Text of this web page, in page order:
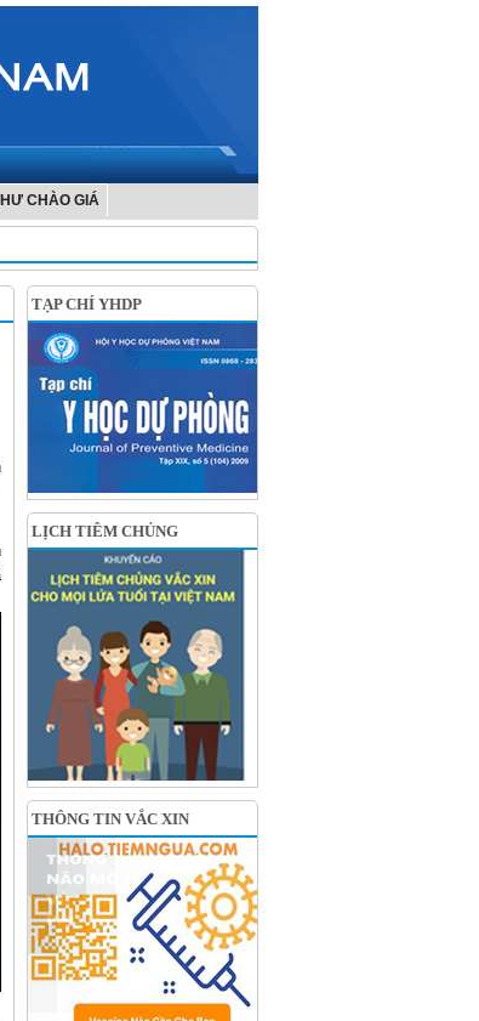
CHÀO GIÁ
TẠP CHÍ YHDP
LỊCH TIÊM CHỦNG
THÔNG TIN VẮC XIN